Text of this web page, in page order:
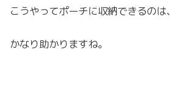
こうやってポーチに収納できるのは、
かなり助かりますね。